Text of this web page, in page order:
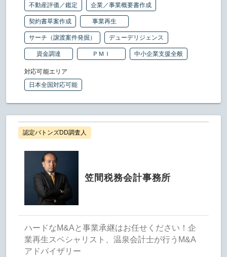
不動産評価／鑑定 企業／事業概要書作成
契約書草案作成 事業再生
サーチ（譲渡案件発掘） デューデリジェンス
資金調達 ＰＭＩ 中小企業支援全般
対応可能エリア
日本全国対応可能
認定バトンズDD調査人
笠間税務会計事務所
ハードなM&Aと事業承継はお任せください！企
業再生スペシャリスト、温泉会計士が行うM&A
アドバイザリー